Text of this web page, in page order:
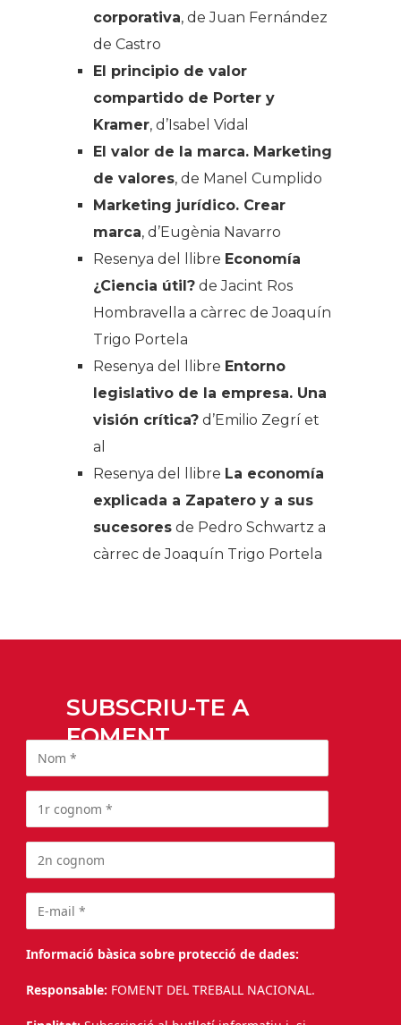
corporativa, de Juan Fernández
de Castro
El principio de valor
compartido de Porter y
Kramer, d’Isabel Vidal
El valor de la marca. Marketing
de valores, de Manel Cumplido
Marketing jurídico. Crear
marca, d’Eugènia Navarro
Resenya del llibre Economía
¿Ciencia útil? de Jacint Ros
Hombravella a càrrec de Joaquín
Trigo Portela
Resenya del llibre Entorno
legislativo de la empresa. Una
visión crítica? d’Emilio Zegrí et
al
Resenya del llibre La economía
explicada a Zapatero y a sus
sucesores de Pedro Schwartz a
càrrec de Joaquín Trigo Portela
SUBSCRIU-TE A
FOMENT
Informació bàsica sobre protecció de dades:
Responsable: FOMENT DEL TREBALL NACIONAL.